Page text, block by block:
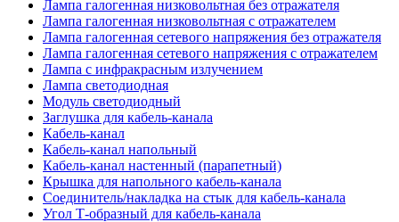
Лампа галогенная низковольтная без отражателя
Лампа галогенная низковольтная с отражателем
Лампа галогенная сетевого напряжения без отражателя
Лампа галогенная сетевого напряжения с отражателем
Лампа с инфракрасным излучением
Лампа светодиодная
Модуль светодиодный
Заглушка для кабель-канала
Кабель-канал
Кабель-канал напольный
Кабель-канал настенный (парапетный)
Крышка для напольного кабель-канала
Соединитель/накладка на стык для кабель-канала
Угол Т-образный для кабель-канала